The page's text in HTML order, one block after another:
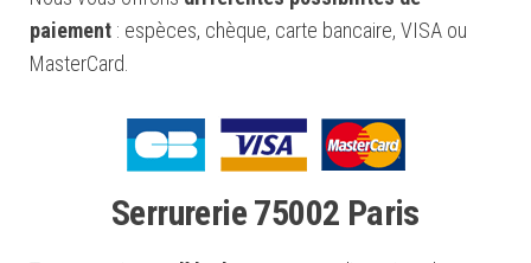
paiement : espèces, chèque, carte bancaire, VISA ou
MasterCard.
Serrurerie 75002 Paris